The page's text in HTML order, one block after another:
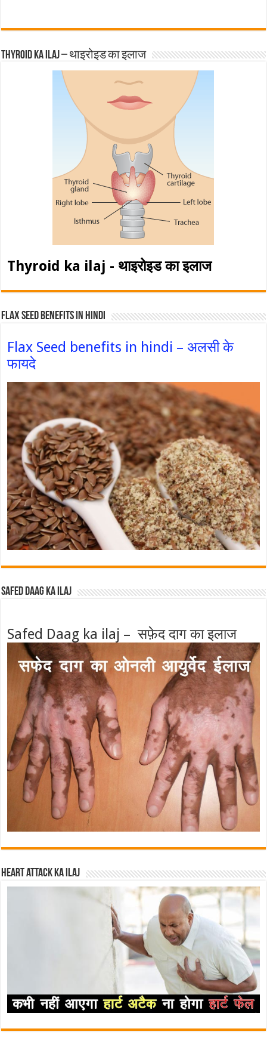
Thyroid ka ilaj – थाइरोइड का इलाज
Thyroid ka ilaj - थाइरोइड का इलाज
Flax Seed Benefits in hindi
Flax Seed benefits in hindi – अलसी के
फायदे
Safed Daag ka ilaj
Safed Daag ka ilaj – सफ़ेद दाग का इलाज
Heart attack ka ilaj